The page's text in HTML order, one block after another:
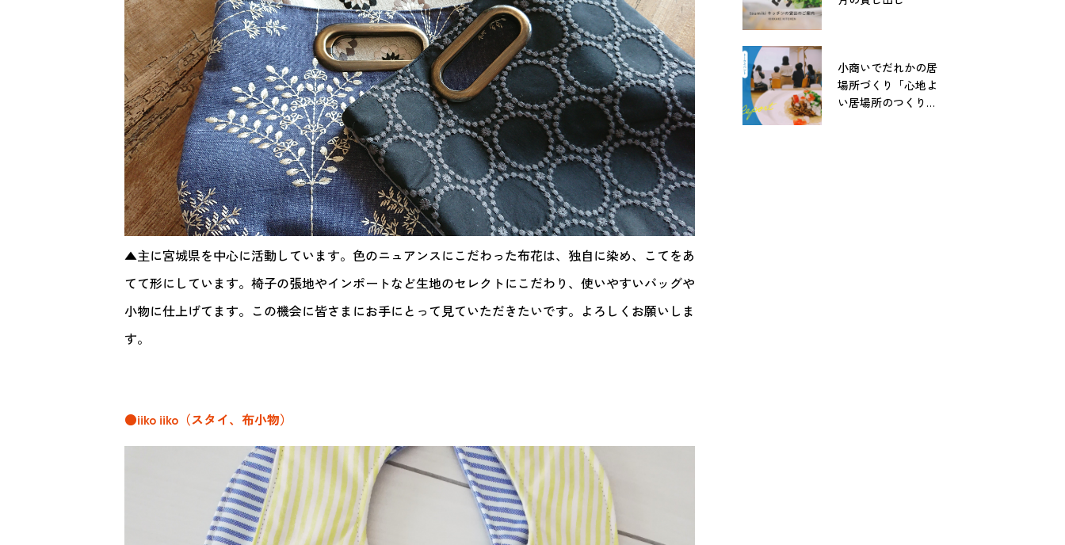
▲主に宮城県を中心に活動しています。色のニュアンスにこだわった布花は、独自に染め、こてをあ
てて形にしています。椅子の張地やインポートなど生地のセレクトにこだわり、使いやすいバッグや
小物に仕上げてます。この機会に皆さまにお手にとって見ていただきたいです。よろしくお願いしま
す。
●iiko iiko（スタイ、布小物）
小商いでだれかの居
場所づくり「心地よ
い居場所のつくりか